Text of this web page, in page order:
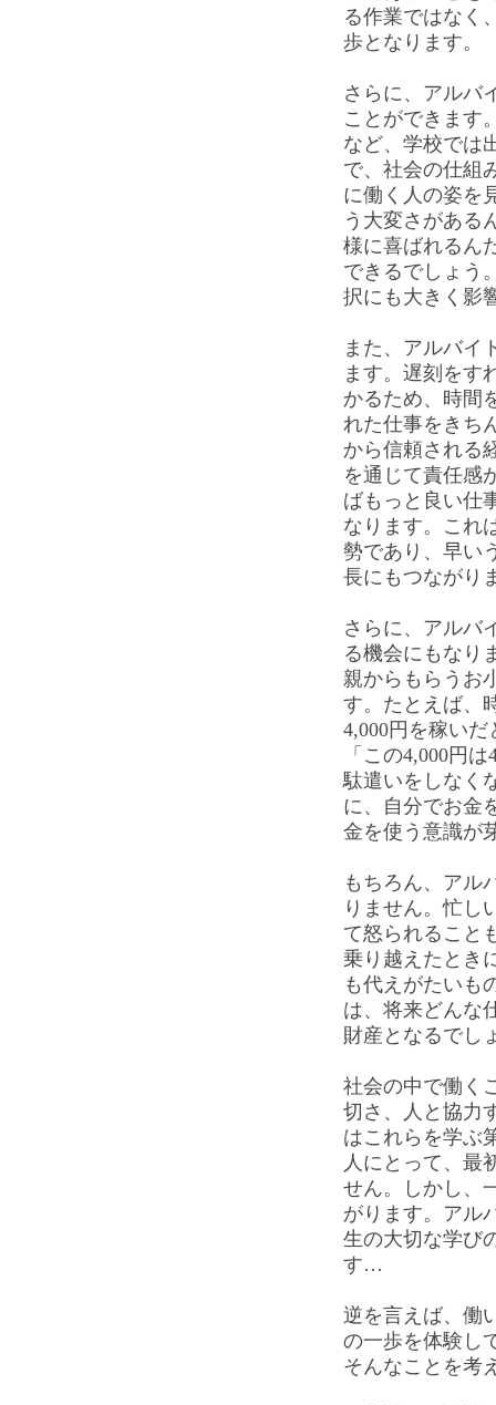
る作業ではなく
歩となります。
さらに、アルバ
ことができます
など、学校では
で、社会の仕組
に働く人の姿を
う大変さがある
様に喜ばれるん
できるでしょう
択にも大きく影
また、アルバイ
ます。遅刻をす
かるため、時間
れた仕事をきち
から信頼される
を通じて責任感
ばもっと良い仕
なります。これ
勢であり、早い
長にもつながり
さらに、アルバ
る機会にもなり
親からもらうお
す。たとえば、
4,000円を稼い
「この4,000円
駄遣いをしなく
に、自分でお金
金を使う意識が
もちろん、アル
りません。忙し
て怒られること
乗り越えたとき
も代えがたいも
は、将来どんな
財産となるでし
社会の中で働く
切さ、人と協力
はこれらを学ぶ
人にとって、最
せん。しかし、
がります。アル
生の大切な学び
す…
逆を言えば、働
の一歩を体験し
そんなことを考